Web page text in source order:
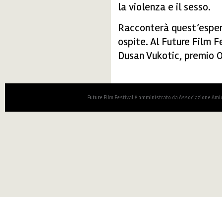
la violenza e il sesso.
Racconterà
ospite. Al Future Film
Dusan Vukotic, premio
Future Film Festival è amministrato da Associazione